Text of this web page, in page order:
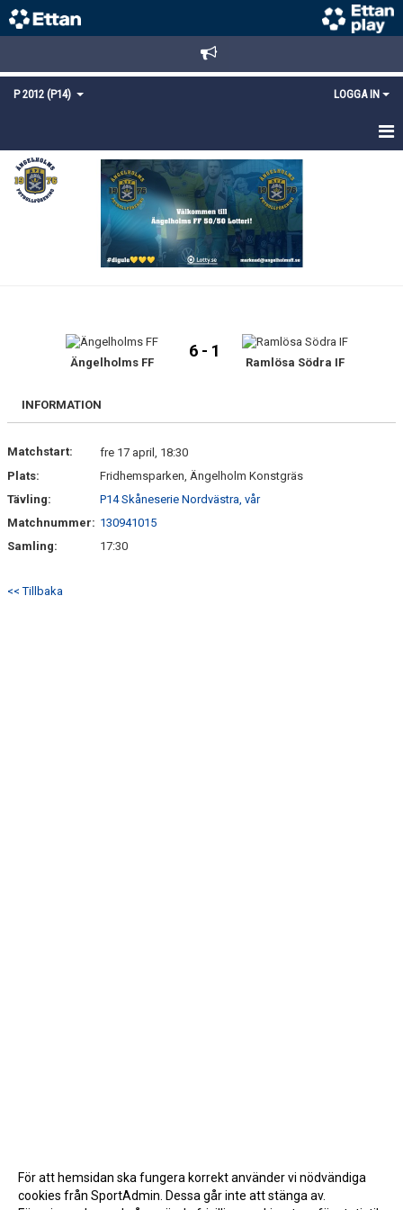
P 2012 (P14) LOGGA IN
HEM
TRUPPEN
Ängelholms FF
6 - 1
Ramlösa Södra IF
INFORMATION
Matchstart:
fre 17 april, 18:30
Plats:
Fridhemsparken, Ängelholm Konstgräs
Tävling:
P14 Skåneserie Nordvästra, vår
Matchnummer: 130941015
Samling:
17:30
<< Tillbaka
För att hemsidan ska fungera korrekt använder vi nödvändiga
cookies från SportAdmin. Dessa går inte att stänga av.